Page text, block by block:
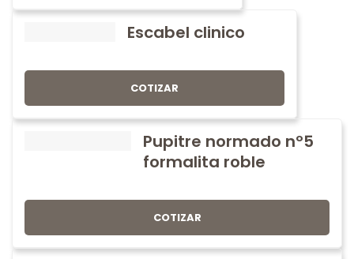
Escabel clinico
COTIZAR
Pupitre normado nº5
formalita roble
COTIZAR